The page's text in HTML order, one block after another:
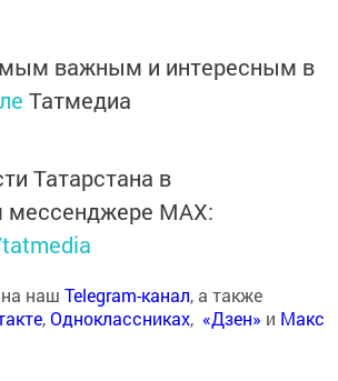
важным и интересным в
Татмедиа
Татарстана в
мессенджере MАХ:
наш Telegram-канал, а также
,Одноклассниках, «Дзен» и Макс